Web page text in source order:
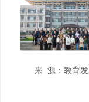
来 源：教育